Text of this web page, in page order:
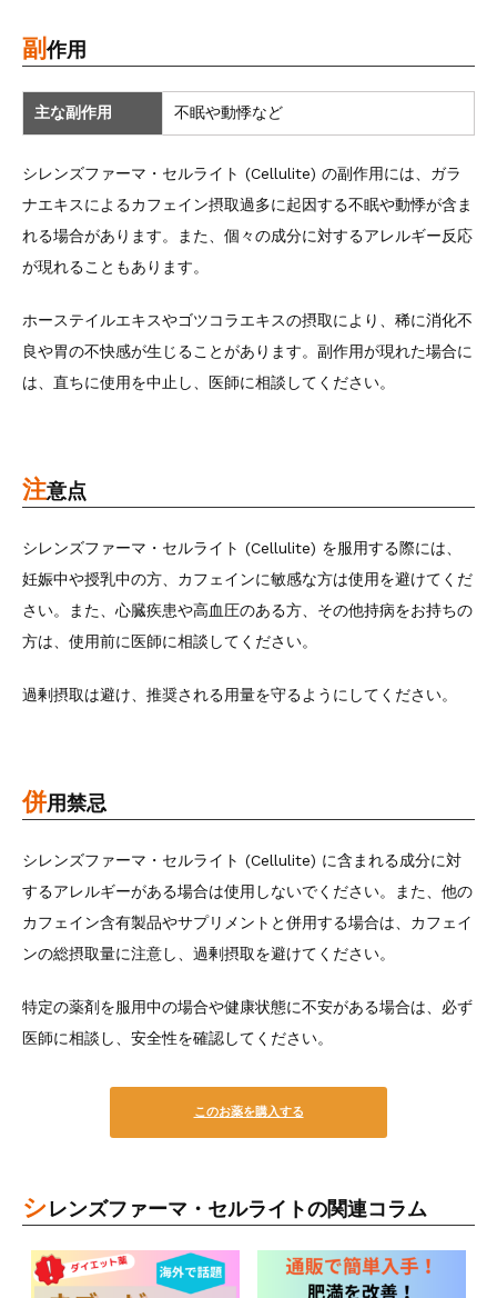
副作用
主な副作用 不眠や動悸など
シレンズファーマ・セルライト (Cellulite) の副作用には、ガラ
ナエキスによるカフェイン摂取過多に起因する不眠や動悸が含ま
れる場合があります。また、個々の成分に対するアレルギー反応
が現れることもあります。
ホーステイルエキスやゴツコラエキスの摂取により、稀に消化不
良や胃の不快感が生じることがあります。副作用が現れた場合に
は、直ちに使用を中止し、医師に相談してください。
注意点
シレンズファーマ・セルライト (Cellulite) を服用する際には、
妊娠中や授乳中の方、カフェインに敏感な方は使用を避けてくだ
さい。また、心臓疾患や高血圧のある方、その他持病をお持ちの
方は、使用前に医師に相談してください。
過剰摂取は避け、推奨される用量を守るようにしてください。
併用禁忌
シレンズファーマ・セルライト (Cellulite) に含まれる成分に対
するアレルギーがある場合は使用しないでください。また、他の
カフェイン含有製品やサプリメントと併用する場合は、カフェイ
ンの総摂取量に注意し、過剰摂取を避けてください。
特定の薬剤を服用中の場合や健康状態に不安がある場合は、必ず
医師に相談し、安全性を確認してください。
このお薬を購入する
シレンズファーマ・セルライトの関連コラム